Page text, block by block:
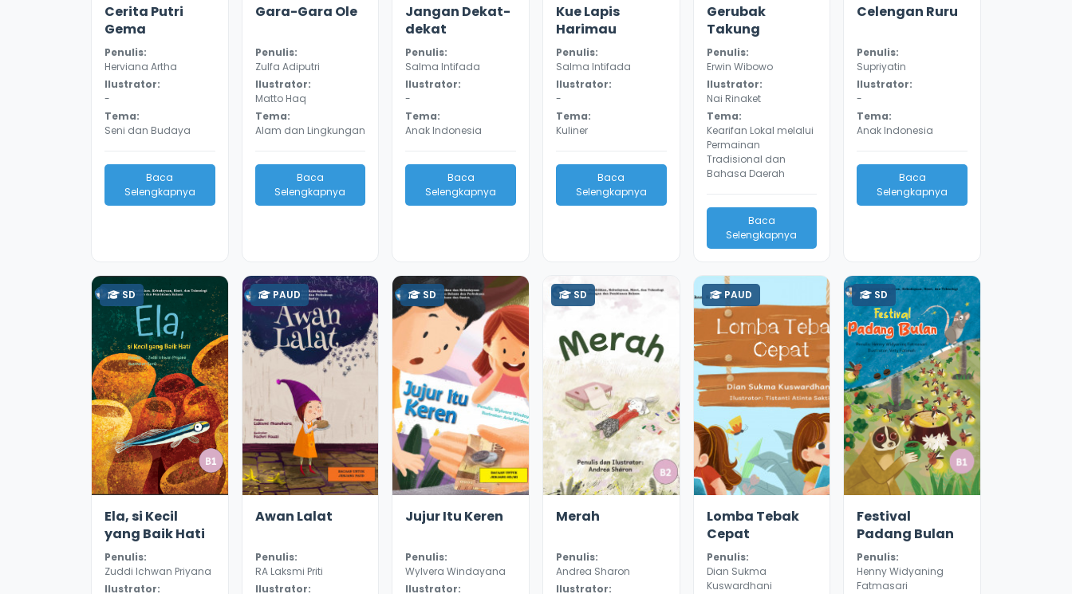
Cerita Putri
Gema
Penulis:
Herviana Artha
Ilustrator:
-
Tema:
Seni dan Budaya
Baca
Selengkapnya
Gara-Gara Ole
Penulis:
Zulfa Adiputri
Ilustrator:
Matto Haq
Tema:
Alam dan Lingkungan
Baca
Selengkapnya
Jangan Dekat-
dekat
Penulis:
Salma Intifada
Ilustrator:
-
Tema:
Anak Indonesia
Baca
Selengkapnya
Kue Lapis
Harimau
Penulis:
Salma Intifada
Ilustrator:
-
Tema:
Kuliner
Baca
Selengkapnya
Gerubak
Takung
Penulis:
Erwin Wibowo
Ilustrator:
Nai Rinaket
Tema:
Kearifan Lokal melalui
Permainan
Tradisional dan
Bahasa Daerah
Baca
Selengkapnya
Celengan Ruru
Penulis:
Supriyatin
Ilustrator:
-
Tema:
Anak Indonesia
Baca
Selengkapnya
SD
Ela, si Kecil
yang Baik Hati
Penulis:
Zuddi Ichwan Priyana
Ilustrator:
PAUD
Awan Lalat
Penulis:
RA Laksmi Priti
Ilustrator:
SD
Jujur Itu Keren
Penulis:
Wylvera Windayana
Ilustrator:
SD
Merah
Penulis:
Andrea Sharon
Ilustrator:
PAUD
Lomba Tebak
Cepat
Penulis:
Dian Sukma
Kuswardhani
SD
Festival
Padang Bulan
Penulis:
Henny Widyaning
Fatmasari